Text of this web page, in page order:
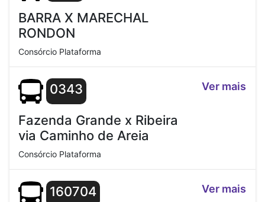
BARRA X MARECHAL
RONDON
Consórcio Plataforma
0343
Fazenda Grande x Ribeira
via Caminho de Areia
Consórcio Plataforma
Ver mais
160704 Ver mais